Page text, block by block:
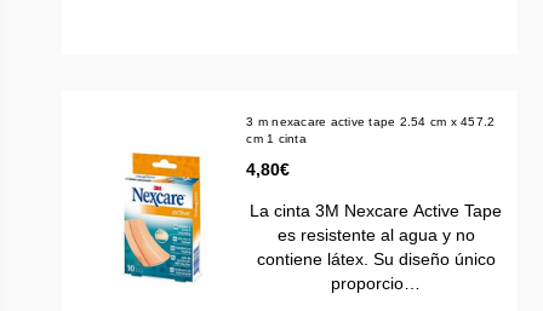
3 m nexacare active tape 2.54 cm x 457.2
cm 1 cinta
4,80€
La cinta 3M Nexcare Active Tape
es resistente al agua y no
contiene látex. Su diseño único
proporcio…